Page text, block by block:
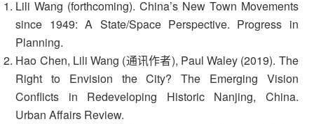
Lili Wang (forthcoming). China’s New Town Movements
since 1949: A State/Space Perspective. Progress in
Planning.
Hao Chen, Lili Wang (通讯作者), Paul Waley (2019). The
Right to Envision the City? The Emerging Vision
Conflicts in Redeveloping Historic Nanjing, China.
Urban Affairs Review.